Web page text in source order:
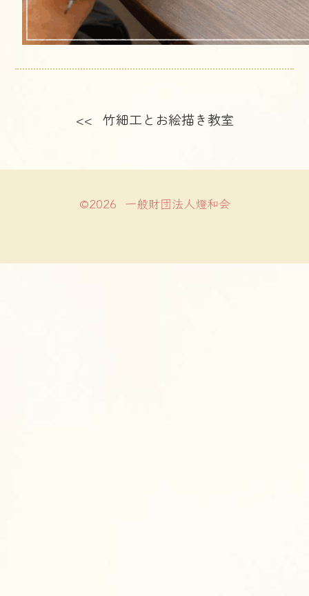
<< 竹細工とお絵描き教室
©2026 一般財団法人燈和会